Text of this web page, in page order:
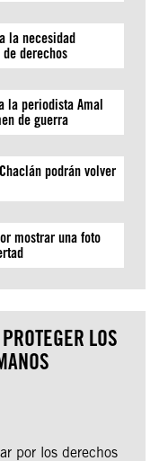
la necesidad
derechos
la periodista Amal
de guerra
podrán volver
mostrar una foto
LOS
por los derechos